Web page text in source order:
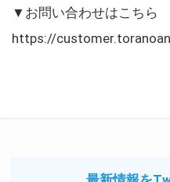
▼お問い合わせはこちら
https://